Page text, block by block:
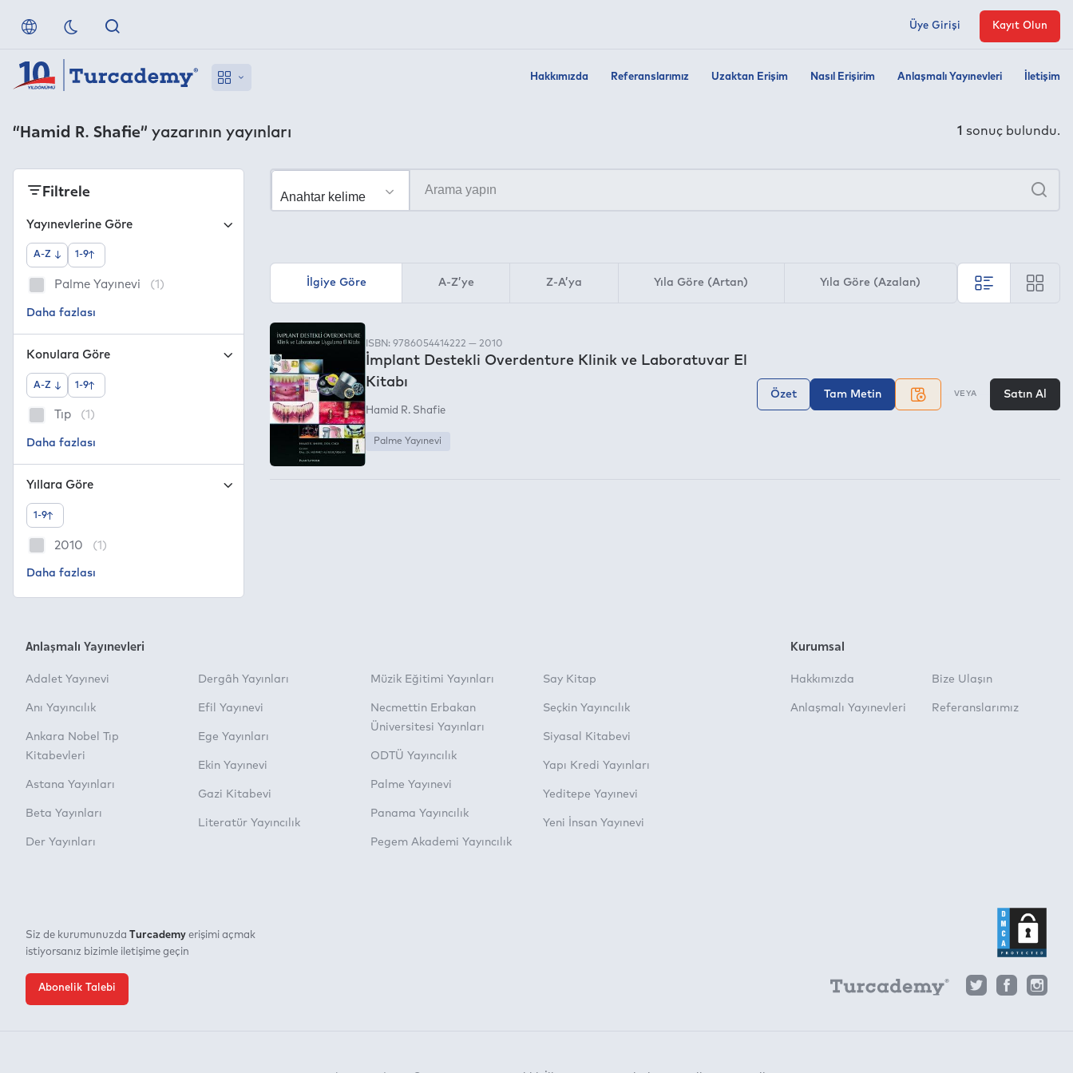
Hakkımızda Referanslarımız Uzaktan Erişim Nasıl Erişirim Anlaşmalı Yayınevleri İletişim
Üye Girişi Kayıt Olun
“Hamid R. Shafie” yazarının yayınları 1 sonuç bulundu.
Ara
İlgiye Göre A-Z’ye Z-A’ya Yıla Göre (Artan) Yıla Göre (Azalan)
ISBN: 9786054414222 — 2010
İmplant Destekli Overdenture Klinik ve Laboratuvar El
Kitabı
Hamid R. Shafie
Palme Yayınevi
Özet Tam Metin VEYA Satın Al
Filtrele
Yayınevlerine Göre
A-Z 1-9
Palme Yayınevi (1)
Konulara Göre
A-Z 1-9
Tıp (1)
Yıllara Göre
1-9
2010 (1)
Anlaşmalı Yayınevleri
Adalet Yayınevi
Anı Yayıncılık
Ankara Nobel Tıp
Kitabevleri
Astana Yayınları
Beta Yayınları
Der Yayınları
Dergâh Yayınları
Efil Yayınevi
Ege Yayınları
Ekin Yayınevi
Gazi Kitabevi
Literatür Yayıncılık
Müzik Eğitimi Yayınları
Necmettin Erbakan
Üniversitesi Yayınları
ODTÜ Yayıncılık
Palme Yayınevi
Panama Yayıncılık
Pegem Akademi Yayıncılık
Say Kitap
Seçkin Yayıncılık
Siyasal Kitabevi
Yapı Kredi Yayınları
Yeditepe Yayınevi
Yeni İnsan Yayınevi
Kurumsal
Hakkımızda
Anlaşmalı Yayınevleri
Bize Ulaşın
Referanslarımız
Siz de kurumunuzda Turcademy erişimi açmak
istiyorsanız bizimle iletişime geçin
Abonelik Talebi